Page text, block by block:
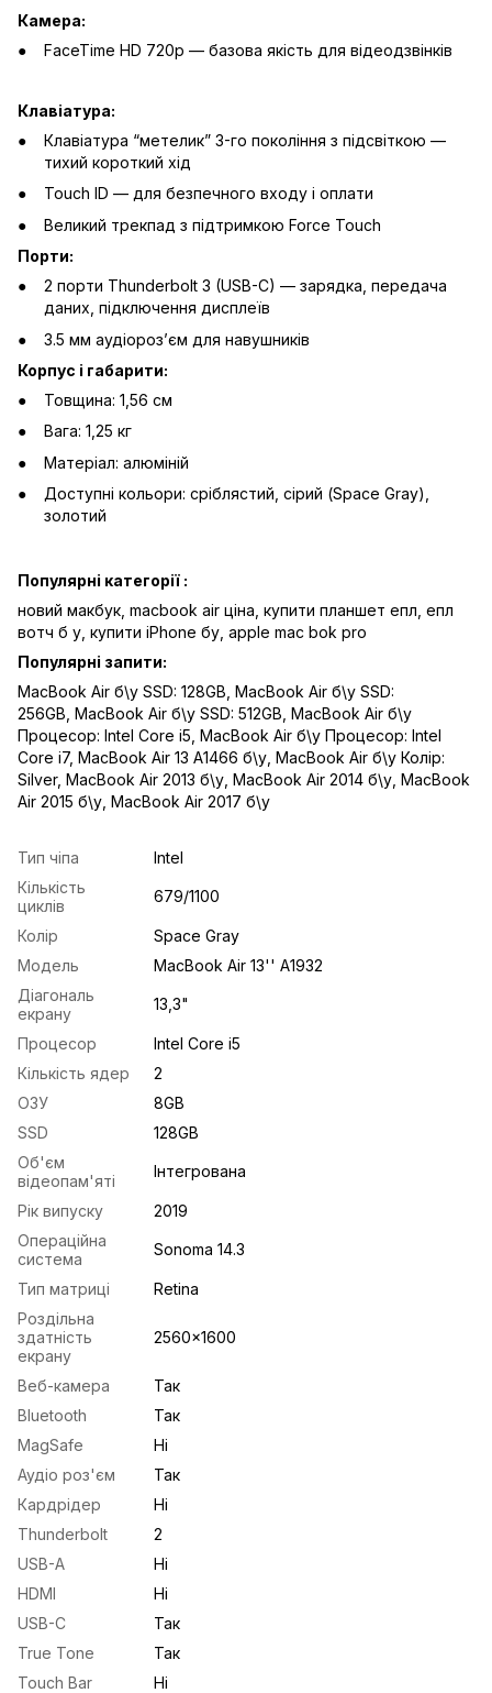
Камера:
FaceTime HD 720p — базова якість для відеодзвінків
Клавіатура:
Клавіатура “метелик” 3-го покоління з підсвіткою —
тихий короткий хід
Touch ID — для безпечного входу і оплати
Великий трекпад з підтримкою Force Touch
Порти:
2 порти Thunderbolt 3 (USB-C) — зарядка, передача
даних, підключення дисплеїв
3.5 мм аудіорозʼєм для навушників
Корпус і габарити:
Товщина: 1,56 см
Вага: 1,25 кг
Матеріал: алюміній
Доступні кольори: сріблястий, сірий (Space Gray),
золотий
Популярні категорії :
новий макбук, macbook air ціна, купити планшет епл, епл
вотч б у, купити iPhone бу, apple mac bok pro
Популярні запити:
MacBook Air б\у SSD: 128GB MacBook Air б\у SSD:
256GB MacBook Air б\у SSD: 512GB MacBook Air б\у
Процесор: Intel Core i5 MacBook Air б\у Процесор: Intel
Core i7, MacBook Air 13 A1466 б\у MacBook Air б\у Колір:
Silver, MacBook Air 2013 б\у MacBook Air 2014 б\у MacBook
Air 2015 б\у MacBook Air 2017 б\у
Тип чіпа
Intel
Кількість
циклів
679/1100
Колір
Space Gray
Модель
MacBook Air 13'' A1932
Діагональ
екрану
13,3"
Процесор
Intel Core i5
Кількість ядер
2
ОЗУ
8GB
SSD
128GB
Об'єм
відеопам'яті
Інтегрована
Рік випуску
2019
Операційна
система
Sonoma 14.3
Тип матриці
Retina
Роздільна
здатність
екрану
2560x1600
Веб-камера
Так
Bluetooth
Так
MagSafe
Ні
Аудіо роз'єм
Так
Кардрідер
Ні
Thunderbolt
2
USB-A
Ні
HDMI
Ні
USB-С
Так
True Tone
Так
Touch Bar
Ні